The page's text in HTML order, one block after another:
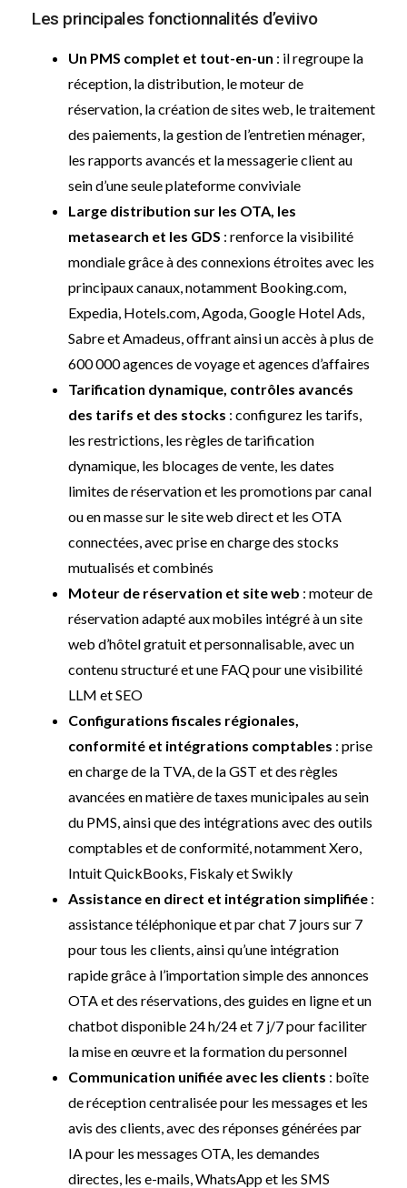
Les principales fonctionnalités d’eviivo
Un PMS complet et tout-en-un : il regroupe la
réception, la distribution, le moteur de
réservation, la création de sites web, le traitement
des paiements, la gestion de l’entretien ménager,
les rapports avancés et la messagerie client au
sein d’une seule plateforme conviviale
Large distribution sur les OTA, les
metasearch et les GDS : renforce la visibilité
mondiale grâce à des connexions étroites avec les
principaux canaux, notamment Booking.com,
Expedia, Hotels.com, Agoda, Google Hotel Ads,
Sabre et Amadeus, offrant ainsi un accès à plus de
600 000 agences de voyage et agences d’affaires
Tarification dynamique, contrôles avancés
des tarifs et des stocks : configurez les tarifs,
les restrictions, les règles de tarification
dynamique, les blocages de vente, les dates
limites de réservation et les promotions par canal
ou en masse sur le site web direct et les OTA
connectées, avec prise en charge des stocks
mutualisés et combinés
Moteur de réservation et site web : moteur de
réservation adapté aux mobiles intégré à un site
web d’hôtel gratuit et personnalisable, avec un
contenu structuré et une FAQ pour une visibilité
LLM et SEO
Configurations fiscales régionales,
conformité et intégrations comptables : prise
en charge de la TVA, de la GST et des règles
avancées en matière de taxes municipales au sein
du PMS, ainsi que des intégrations avec des outils
comptables et de conformité, notamment Xero,
Intuit QuickBooks, Fiskaly et Swikly
Assistance en direct et intégration simplifiée :
assistance téléphonique et par chat 7 jours sur 7
pour tous les clients, ainsi qu’une intégration
rapide grâce à l’importation simple des annonces
OTA et des réservations, des guides en ligne et un
chatbot disponible 24 h/24 et 7 j/7 pour faciliter
la mise en œuvre et la formation du personnel
Communication unifiée avec les clients : boîte
de réception centralisée pour les messages et les
avis des clients, avec des réponses générées par
IA pour les messages OTA, les demandes
directes, les e-mails, WhatsApp et les SMS